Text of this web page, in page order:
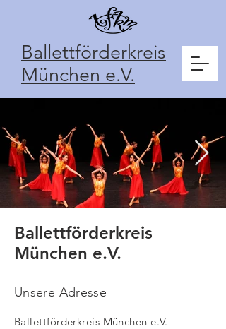
Ballettförderkreis
München e.V.
Ballettförderkreis
München e.V.
Unsere Adresse
Ballettförderkreis München e.V.